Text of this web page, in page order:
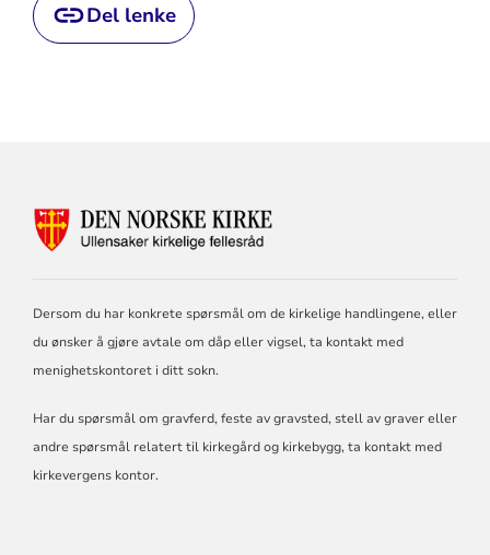
Del lenke
Dersom du har konkrete spørsmål om de kirkelige handlingene, eller
du ønsker å gjøre avtale om dåp eller vigsel, ta kontakt med
menighetskontoret i ditt sokn.
Har du spørsmål om gravferd, feste av gravsted, stell av graver eller
andre spørsmål relatert til kirkegård og kirkebygg, ta kontakt med
kirkevergens kontor.